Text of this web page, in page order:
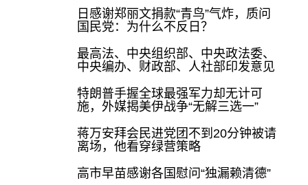
日感谢郑丽文捐款“青鸟”气炸，质问
国民党：为什么不反日？
最高法、中央组织部、中央政法委、
中央编办、财政部、人社部印发意见
特朗普手握全球最强军力却无计可
施，外媒揭美伊战争“无解三选一”
蒋万安拜会民进党团不到20分钟被请
离场，他看穿绿营策略
高市早苗感谢各国慰问“独漏赖清德”